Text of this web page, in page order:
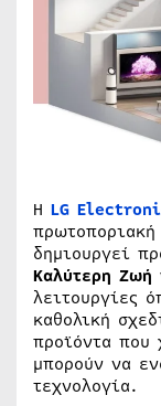
Η LG
δημιουργεί
Καλύτερη Ζωή
λειτουργίες
καθολική
προϊόντα που
μπορούν να
τεχνολογία.